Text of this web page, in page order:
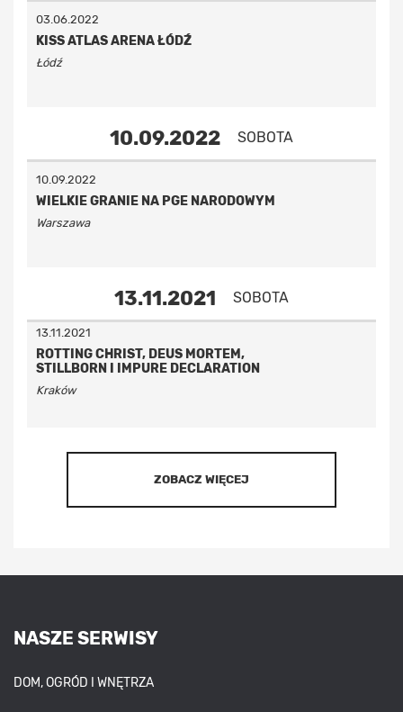
03.06.2022
KISS ATLAS ARENA ŁÓDŹ
Łódź
10.09.2022 SOBOTA
10.09.2022
WIELKIE GRANIE NA PGE NARODOWYM
Warszawa
13.11.2021 SOBOTA
13.11.2021
ROTTING CHRIST, DEUS MORTEM,
STILLBORN I IMPURE DECLARATION
Kraków
ZOBACZ WIĘCEJ
NASZE SERWISY
DOM, OGRÓD I WNĘTRZA